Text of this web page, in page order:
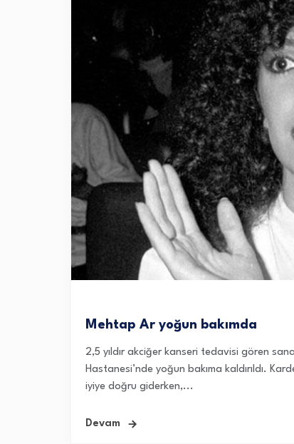
Mehtap Ar yoğun bakımda
2,5 yıldır akciğer kanseri tedavisi gören
Hastanesi’nde yoğun bakıma kaldırıldı.
iyiye doğru giderken,...
Devam